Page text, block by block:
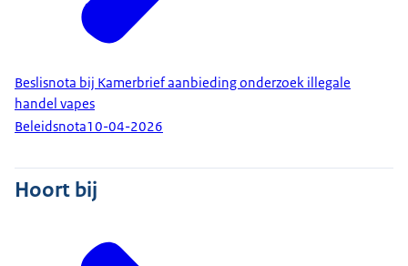
Beslisnota bij Kamerbrief aanbieding onderzoek illegale
handel vapes
Beleidsnota10-04-2026
Hoort bij